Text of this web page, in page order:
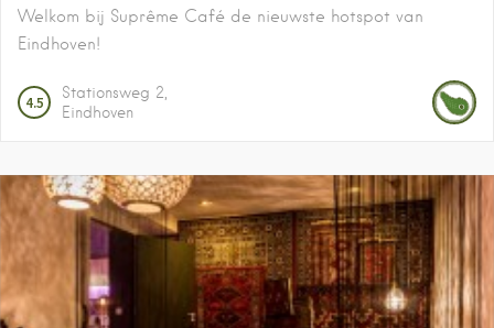
Welkom bij Suprême Café de nieuwste hotspot van
Eindhoven!
4.5
Stationsweg 2
Eindhoven